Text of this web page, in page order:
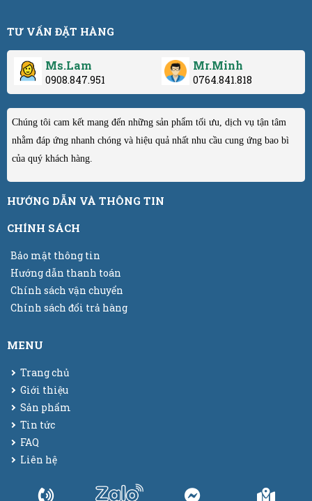
TƯ VẤN ĐẶT HÀNG
Ms.Lam
0908.847.951
Mr.Minh
0764.841.818
Chúng tôi cam kết mang đến những sản phẩm tối ưu, dịch vụ tận tâm
nhằm đáp ứng nhanh chóng và hiệu quả nhất nhu cầu cung ứng bao bì
của quý khách hàng.
HƯỚNG DẪN VÀ THÔNG TIN
CHÍNH SÁCH
Bảo mật thông tin
Hướng dẫn thanh toán
Chính sách vận chuyển
Chính sách đổi trả hàng
MENU
Trang chủ
Giới thiệu
Sản phẩm
Tin tức
FAQ
Liên hệ